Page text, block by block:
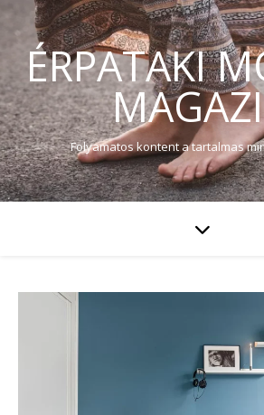
ÉRPATAKI
Folyamatos kontent a tartalmas